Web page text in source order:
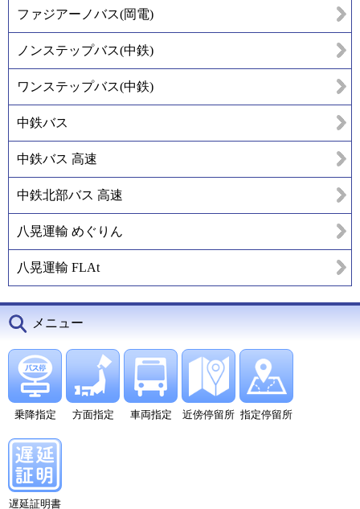
ファジアーノバス(岡電)
ノンステップバス(中鉄)
ワンステップバス(中鉄)
中鉄バス
中鉄バス 高速
中鉄北部バス 高速
八晃運輸 めぐりん
八晃運輸 FLAt
メニュー
乗降指定 方面指定 車両指定 近傍停留所 指定停留所
遅延証明書